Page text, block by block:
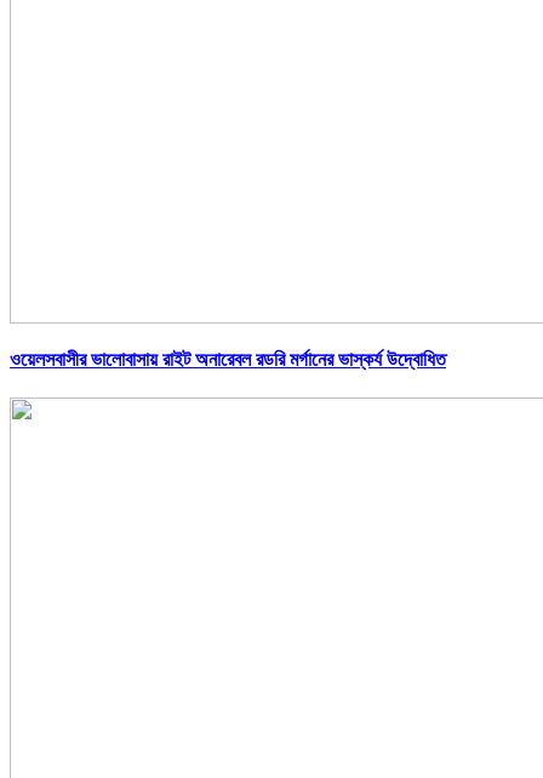
ওয়েলসবাসীর ভালোবাসায় রাইট অনারেবল রডরি মর্গানের ভাস্কর্য উদ্বোধিত